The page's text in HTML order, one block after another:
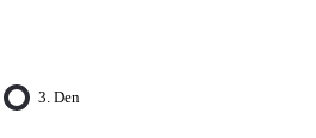
3. Den